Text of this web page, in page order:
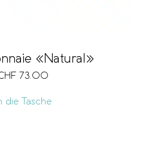
«Natural»
73.00
die Tasche